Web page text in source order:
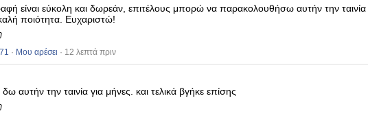
είναι εύκολη και δωρεάν, επιτέλους μπορώ να παρακολουθήσω αυτήν την ταινία
ποιότητα. Ευχαριστώ!
71 · Μου αρέσει · 12 λεπτά πριν
αυτήν την ταινία για μήνες. και τελικά βγήκε επίσης